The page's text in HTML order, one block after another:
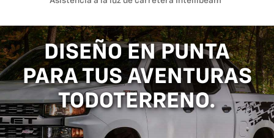
DISEÑO EN PUNTA
PARA TUS AVENTURAS
TODOTERRENO.